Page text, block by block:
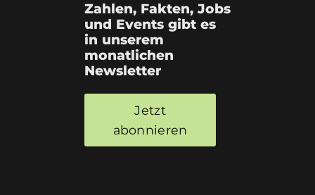
Zahlen, Fakten, Jobs
und Events gibt es
in unserem
monatlichen
Newsletter
Jetzt
abonnieren